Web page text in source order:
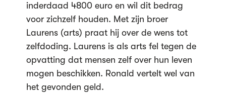
inderdaad 4800 euro en wil dit bedrag
voor zichzelf houden. Met zijn broer
Laurens (arts) praat hij over de wens tot
zelfdoding. Laurens is als arts fel tegen de
opvatting dat mensen zelf over hun leven
mogen beschikken. Ronald vertelt wel van
het gevonden geld.